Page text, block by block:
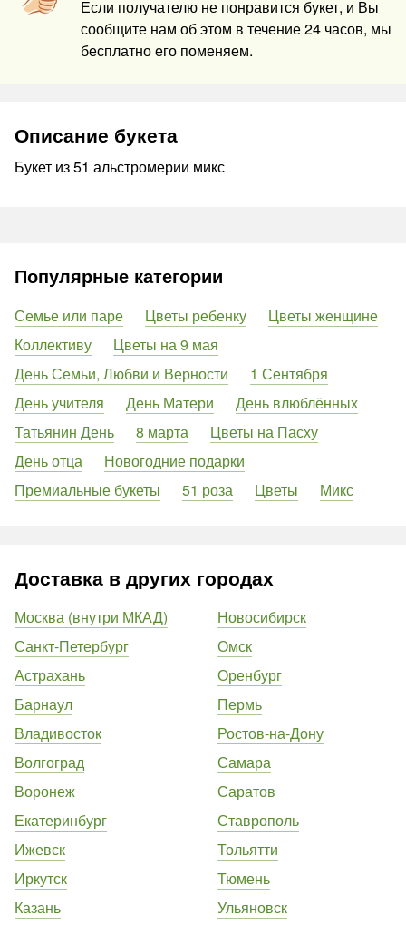
Если получателю не понравится букет, и Вы
сообщите нам об этом в течение 24 часов, мы
бесплатно его поменяем.
Описание букета
Букет из 51 альстромерии микс
Популярные категории
Семье или паре Цветы ребенку
Цветы женщине
Коллективу
Цветы на 9 мая
День Семьи, Любви и Верности
1 Сентября
День учителя
День Матери
День влюблённых
Татьянин День
8 марта
Цветы на Пасху
День отца
Новогодние подарки
Премиальные букеты
51 роза Цветы Микс
Доставка в других городах
Москва (внутри МКАД)
Санкт-Петербург
Астрахань
Барнаул
Владивосток
Волгоград
Воронеж
Екатеринбург
Ижевск
Иркутск
Казань
Новосибирск
Омск
Оренбург
Пермь
Ростов-на-Дону
Самара
Саратов
Ставрополь
Тольятти
Тюмень
Ульяновск